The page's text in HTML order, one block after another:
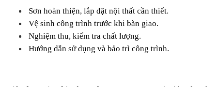
Sơn hoàn thiện, lắp đặt nội thất cần thiết.
Vệ sinh công trình trước khi bàn giao.
Nghiệm thu, kiểm tra chất lượng.
Hướng dẫn sử dụng và bảo trì công trình.